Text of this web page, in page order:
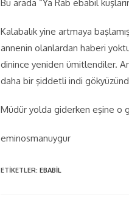
Bu arada “Ya Rab ebabil
Kalabalık yine artmaya
annenin olanlardan haberi
dinince yeniden ümitlendiler.
daha bir şiddetli indi
Müdür yolda giderken eşine o
eminosmanuygur
ETIKETLER: EBABIL